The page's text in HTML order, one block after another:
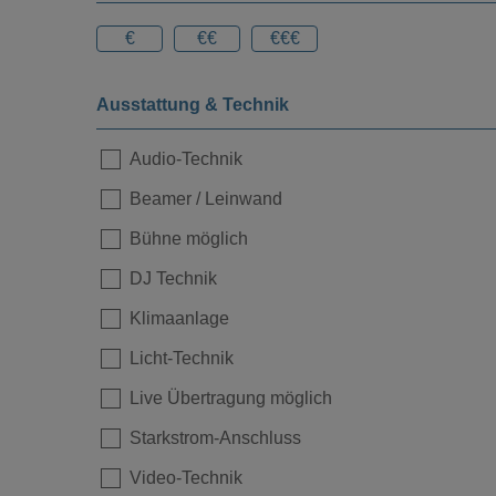
€ €€ €€€
Ausstattung & Technik
Audio-Technik
Beamer / Leinwand
Bühne möglich
DJ Technik
Klimaanlage
Licht-Technik
Live Übertragung möglich
Starkstrom-Anschluss
Video-Technik